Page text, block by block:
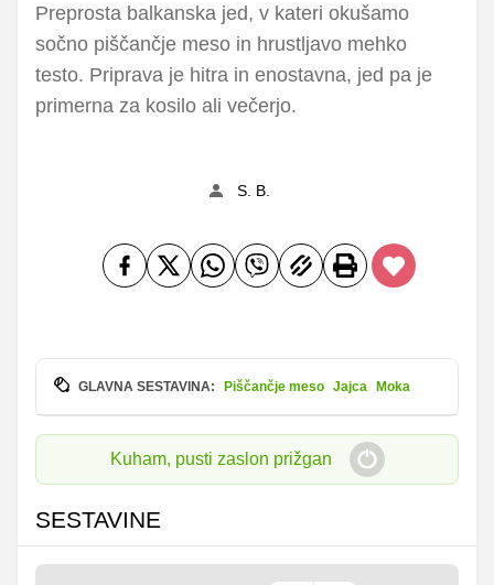
Preprosta balkanska jed, v kateri okušamo
sočno piščančje meso in hrustljavo mehko
testo. Priprava je hitra in enostavna, jed pa je
primerna za kosilo ali večerjo.
S. B.
GLAVNA SESTAVINA: Piščančje meso Jajca Moka
Kuham, pusti zaslon prižgan
SESTAVINE